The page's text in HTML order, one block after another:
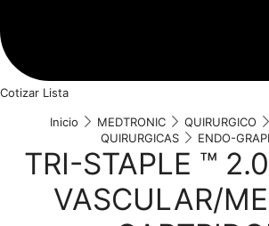
Cotizar Lista
Inicio MEDTRONIC QUIRURGICO
QUIRURGICAS
ENDO-
TRI-STAPLE ™
VASCULAR/